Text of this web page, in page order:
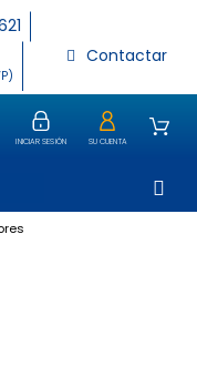
Contactar
INICIAR SESIÓN SU CUENTA